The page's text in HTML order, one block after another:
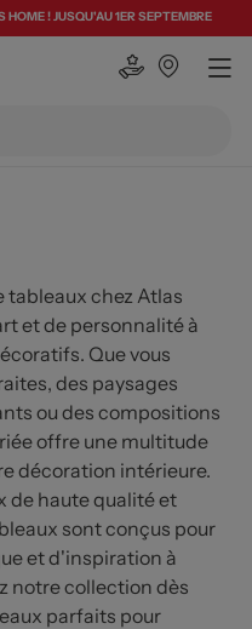
! JUSQU'AU 1ER SEPTEMBRE
tableaux chez Atlas
et de personnalité à
Que vous
des paysages
ou des compositions
offre une multitude
décoration intérieure.
de haute qualité et
sont conçus pour
et d'inspiration à
notre collection dès
parfaits pour